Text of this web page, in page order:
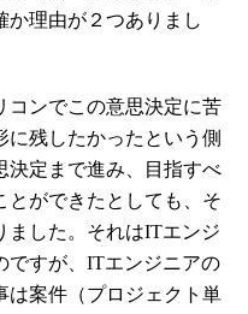
か理由が２つありまし
ンでこの意思決定に苦
残したかったという側
決定まで進み、目指すべ
とができたとしても、そ
ました。それはITエンジ
ですが、ITエンジニアの
は案件（プロジェクト単